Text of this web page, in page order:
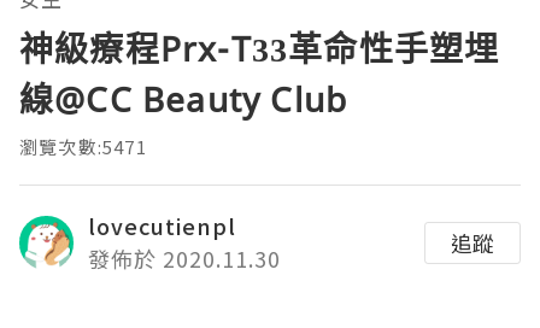
神級療程Prx-T33革命性手塑埋
線@CC Beauty Club
瀏覽次數:5471
lovecutienpl
發佈於 2020.11.30
追蹤